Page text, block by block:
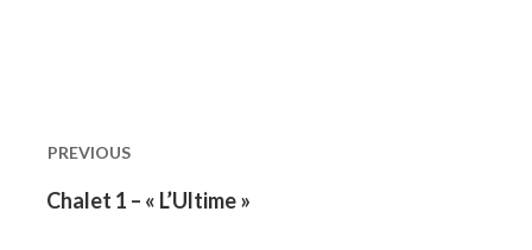
dans
les
PREVIOUS
Previous
Chalet 1 – « L’Ultime »